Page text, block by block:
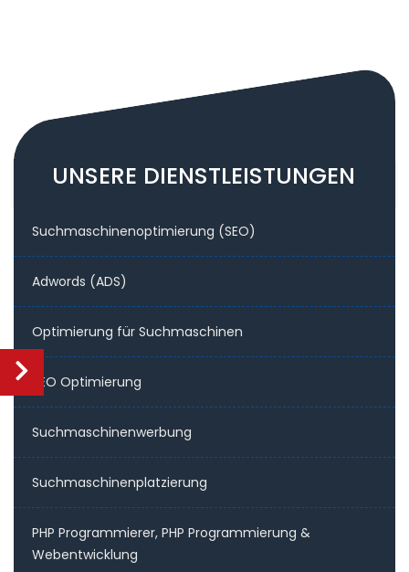
UNSERE DIENSTLEISTUNGEN
Suchmaschinenoptimierung (SEO)
Adwords (ADS)
Optimierung für Suchmaschinen
SEO Optimierung
Suchmaschinenwerbung
Suchmaschinenplatzierung
PHP Programmierer, PHP Programmierung &
Webentwicklung